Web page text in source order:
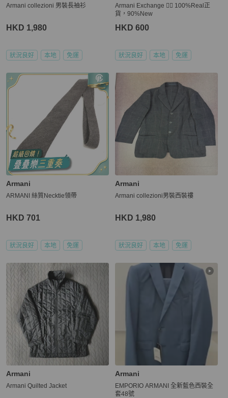
Armani collezioni 男裝長袖衫
HKD 1,980
狀況良好 本地 免運
Armani Exchange 👍🏻 100%Real正
貨，90%New
HKD 600
狀況良好 本地 免運
Armani
ARMANI 絲質Necktie領帶
HKD 701
狀況良好 本地 免運
Armani
Armani collezioni男裝西裝褸
HKD 1,980
狀況良好 本地 免運
Armani
Armani Quilted Jacket
Armani
EMPORIO ARMANI 全新藍色西裝全
套48號